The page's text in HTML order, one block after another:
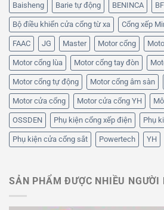
Baisheng Barie tự động BENINCA
Bộ điều khiển cửa cổng từ xa Cổng xếp
FAAC JG Master Motor cổng
Motor cổng lùa Motor cổng tay đòn
Motor cổng tự động Motor cổng âm sàn
Motor cửa cổng Motor cửa cổng YH
OSSDEN Phụ kiện cổng xếp điện Phụ
Phụ kiện cửa cổng sắt Powertech YH
SẢN PHẨM ĐƯỢC NHIỀU NGƯỜI